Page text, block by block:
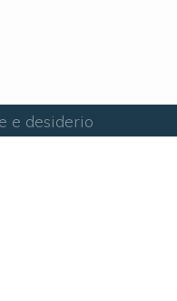
e desiderio